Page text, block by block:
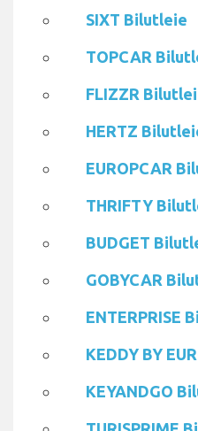
SIXT Bilutleie
TOPCAR
FLIZZR
HERTZ
EUROPCAR
THRIFTY
BUDGET
GOBYCAR
ENTERPRISE
KEDDY BY
KEYANDGO